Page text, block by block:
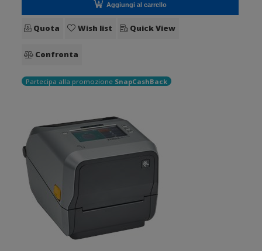
Aggiungi al carrello
Quota Wish list Quick View
Confronta
Partecipa alla promozione SnapCashBack